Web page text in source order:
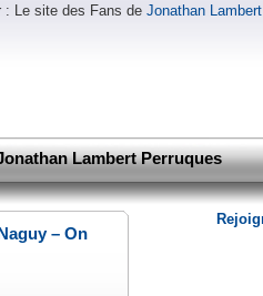
: Le site des Fans de Jonathan Lambert
Lambert Perruques
– On